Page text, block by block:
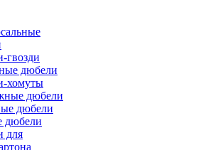
гвозди
дюбели
хомуты
дюбели
дюбели
дюбели
для